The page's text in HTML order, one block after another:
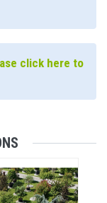
click here to